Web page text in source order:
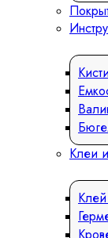
Кисти
Клеи